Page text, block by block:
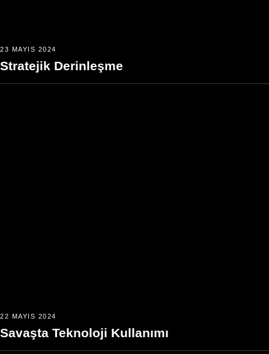
23 MAYIS 2024
Stratejik Derinleşme
22 MAYIS 2024
Savaşta Teknoloji Kullanımı